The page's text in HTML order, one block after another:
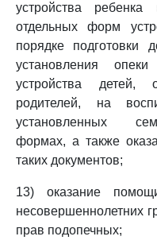
устройства
отдельных форм
порядке подготовки
установления
устройства детей,
родителей, на
установленных
формах, а также
таких документов;
13) оказание
несовершеннолетних
прав подопечных;